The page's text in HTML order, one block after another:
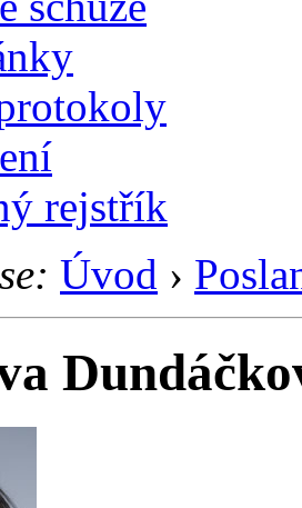
rejstřík
Úvod ›